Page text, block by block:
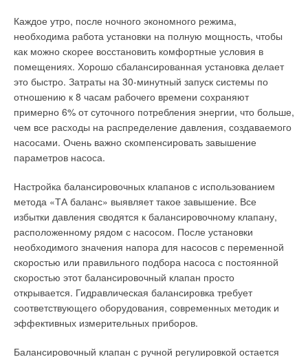
Каждое утро, после ночного экономного режима,
необходима работа установки на полную мощность, чтобы
как можно скорее восстановить комфортные условия в
помещениях. Хорошо сбалансированная установка делает
это быстро. Затраты на 30-минутный запуск системы по
отношению к 8 часам рабочего времени сохраняют
примерно 6% от суточного потребления энергии, что больше,
чем все расходы на распределение давления, создаваемого
насосами. Очень важно скомпенсировать завышение
параметров насоса.
Настройка балансировочных клапанов с использованием
метода «ТА баланс» выявляет такое завышение. Все
избытки давления сводятся к балансировочному клапану,
расположенному рядом с насосом. После установки
необходимого значения напора для насосов с переменной
скоростью или правильного подбора насоса с постоянной
скоростью этот балансировочный клапан просто
открывается. Гидравлическая балансировка требует
соответствующего оборудования, современных методик и
эффективных измерительных приборов.
Балансировочный клапан с ручной регулировкой остается
складироваться и запасаться впрок в объемах, достаточных
для коммерческих целей, а используется тогда, когда
теплоноситель с запасенной в нем тепловой энергией,
полученной от сжигания топлива (или другим способом),
начинает поступать в теплоиспользующие установки
потребителей.
При этом тепловая энергия передается потребителям по
тепловым сетям и поэтому режимы потребления энергии у
одних потребителей влияют через сеть на режимы других
товара отражены в Гражданском Кодексе РФ, который
требует, чтобы в Договоре энергоснабжения обязательно
кроме количества тепловой энергии были указаны ее
качество и режим потребления.
В теплоснабжении под термином качество тепловой энергии
следует понимать совокупность термодинамических
характеристик теплоносителя, обеспечивающих его
(теплоносителя) пригодность для удовлетворения нужд
потребителей. Режим потребления тепловой энергии